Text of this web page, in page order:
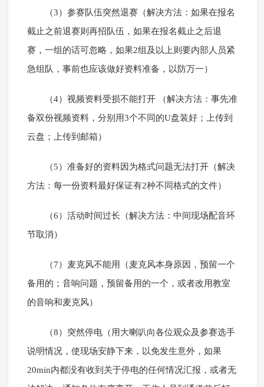
（3）参赛队伍突然退赛（解决方法：如果在报名
截止之前退赛则再招队伍，如果在报名截止之后退
赛，一组的话可忽略，如果2组及以上则要内部人员紧
急组队，事前也应该做好资料准备，以防万一）
（4）视频资料受损不能打开 （解决方法：事先准
备双份视频资料，分别用3个不同的U盘装好；上传到
云盘；上传到邮箱）
（5）准备好的资料因为格式问题无法打开（解决
方法：每一份资料最好保证有2种不同格式的文件）
（6）活动时间过长（解决方法：中间现场配音环
节取消）
（7）麦克风不能用（麦克风本身原因，预留一个
备用的；音响问题，预留备用的一个，或者改用教室
的音响和麦克风）
（8）突然停电（用大喇叭向各位观众及参赛选手
说明情况，使现场安静下来，以免发生意外，如果
20min内都没有收到关于停电的任何情况汇报，或者无